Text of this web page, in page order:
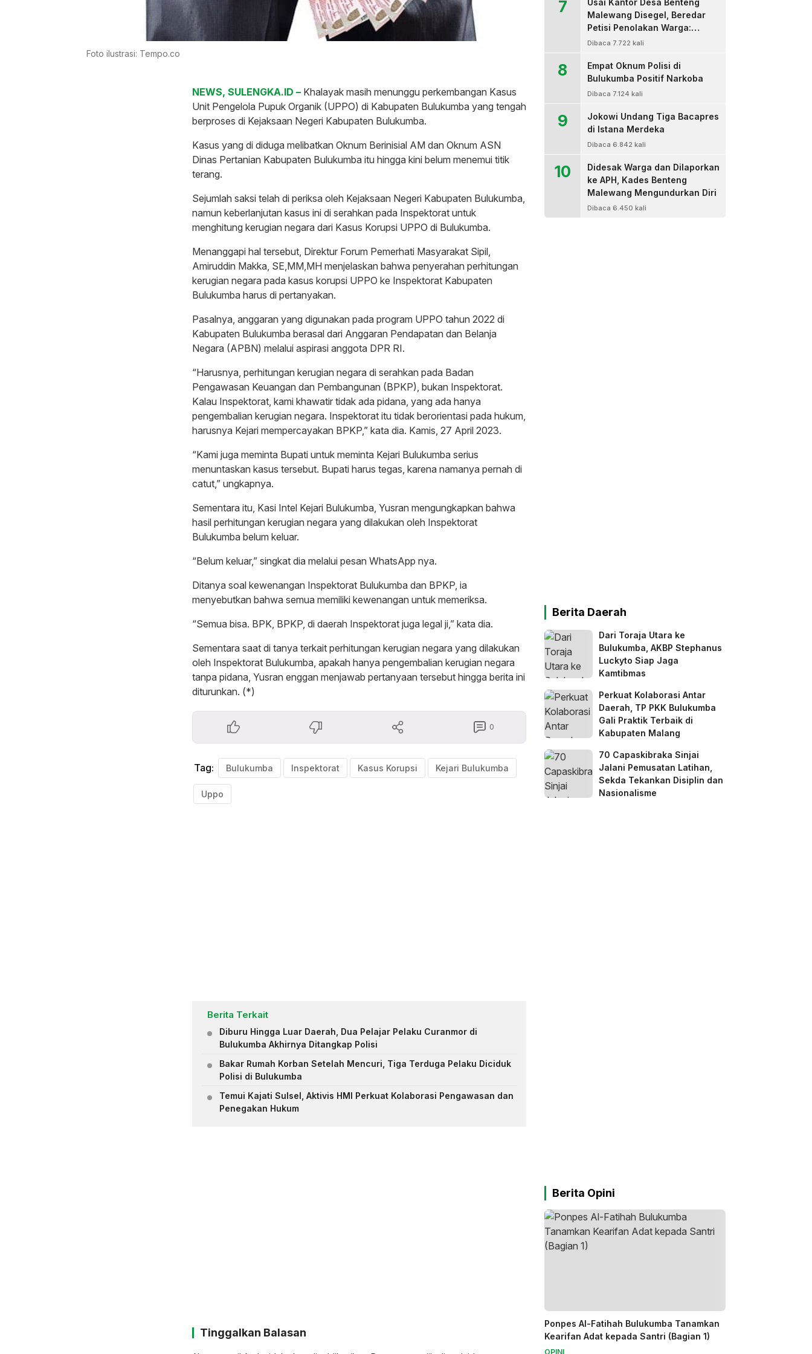
Foto ilustrasi: Tempo.co
NEWS, SULENGKA.ID – Khalayak masih menunggu perkembangan Kasus
Unit Pengelola Pupuk Organik (UPPO) di Kabupaten Bulukumba yang tengah
berproses di Kejaksaan Negeri Kabupaten Bulukumba.
Kasus yang di diduga melibatkan Oknum Berinisial AM dan Oknum ASN
Dinas Pertanian Kabupaten Bulukumba itu hingga kini belum menemui titik
terang.
Sejumlah saksi telah di periksa oleh Kejaksaan Negeri Kabupaten Bulukumba,
namun keberlanjutan kasus ini di serahkan pada Inspektorat untuk
menghitung kerugian negara dari Kasus Korupsi UPPO di Bulukumba.
Menanggapi hal tersebut, Direktur Forum Pemerhati Masyarakat Sipil,
Amiruddin Makka, SE,MM,MH menjelaskan bahwa penyerahan perhitungan
kerugian negara pada kasus korupsi UPPO ke Inspektorat Kabupaten
Bulukumba harus di pertanyakan.
Pasalnya, anggaran yang digunakan pada program UPPO tahun 2022 di
Kabupaten Bulukumba berasal dari Anggaran Pendapatan dan Belanja
Negara (APBN) melalui aspirasi anggota DPR RI.
“Harusnya, perhitungan kerugian negara di serahkan pada Badan
Pengawasan Keuangan dan Pembangunan (BPKP), bukan Inspektorat.
Kalau Inspektorat, kami khawatir tidak ada pidana, yang ada hanya
pengembalian kerugian negara. Inspektorat itu tidak berorientasi pada hukum,
harusnya Kejari mempercayakan BPKP,” kata dia. Kamis, 27 April 2023.
“Kami juga meminta Bupati untuk meminta Kejari Bulukumba serius
menuntaskan kasus tersebut. Bupati harus tegas, karena namanya pernah di
catut,” ungkapnya.
Sementara itu, Kasi Intel Kejari Bulukumba, Yusran mengungkapkan bahwa
hasil perhitungan kerugian negara yang dilakukan oleh Inspektorat
Bulukumba belum keluar.
“Belum keluar,” singkat dia melalui pesan WhatsApp nya.
Ditanya soal kewenangan Inspektorat Bulukumba dan BPKP, ia
menyebutkan bahwa semua memiliki kewenangan untuk memeriksa.
“Semua bisa. BPK, BPKP, di daerah Inspektorat juga legal ji,” kata dia.
Sementara saat di tanya terkait perhitungan kerugian negara yang dilakukan
oleh Inspektorat Bulukumba, apakah hanya pengembalian kerugian negara
tanpa pidana, Yusran enggan menjawab pertanyaan tersebut hingga berita ini
diturunkan. (*)
0
Tag: Bulukumba Inspektorat Kasus Korupsi Kejari Bulukumba
Uppo
Berita Terkait
Diburu Hingga Luar Daerah, Dua Pelajar Pelaku Curanmor di
Bulukumba Akhirnya Ditangkap Polisi
Bakar Rumah Korban Setelah Mencuri, Tiga Terduga Pelaku Diciduk
Polisi di Bulukumba
Temui Kajati Sulsel, Aktivis HMI Perkuat Kolaborasi Pengawasan dan
Penegakan Hukum
Tinggalkan Balasan
7
Usai Kantor Desa Benteng
Malewang Disegel, Beredar
Petisi Penolakan Warga:
Sekretaris Hingga BPD Turut
Dibaca 7.722 kali
8
Empat Oknum Polisi di
Bulukumba Positif Narkoba
Dibaca 7.124 kali
9
Jokowi Undang Tiga Bacapres
di Istana Merdeka
Dibaca 6.842 kali
10
Didesak Warga dan Dilaporkan
ke APH, Kades Benteng
Malewang Mengundurkan Diri
Dibaca 6.450 kali
Berita Daerah
Dari Toraja Utara ke
Bulukumba, AKBP Stephanus
Luckyto Siap Jaga
Kamtibmas
Perkuat Kolaborasi Antar
Daerah, TP PKK Bulukumba
Gali Praktik Terbaik di
Kabupaten Malang
70 Capaskibraka Sinjai
Jalani Pemusatan Latihan,
Sekda Tekankan Disiplin dan
Nasionalisme
Berita Opini
Ponpes Al-Fatihah Bulukumba Tanamkan
Kearifan Adat kepada Santri (Bagian 1)
OPINI